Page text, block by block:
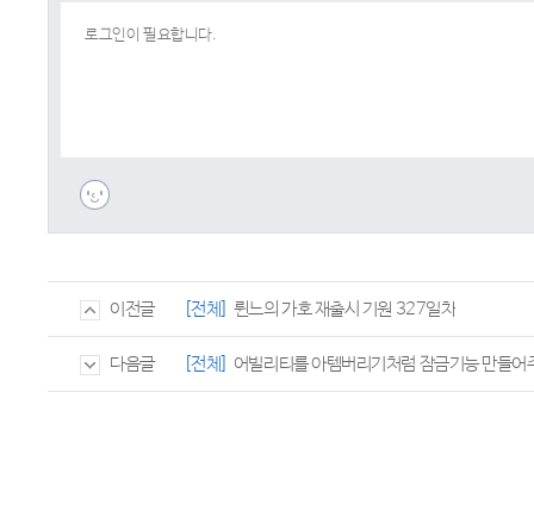
이전글 [전체] 륀느의 가호 재출시 기원 327일차
다음글 [전체] 어빌리티를 아템버리기처럼 잠금기능 만들어